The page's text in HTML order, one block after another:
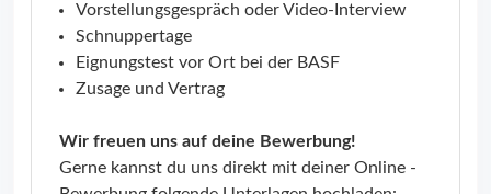
Vorstellungsgespräch oder Video-Interview
Schnuppertage
Eignungstest vor Ort bei der BASF
Zusage und Vertrag
Wir freuen uns auf deine Bewerbung!
Gerne kannst du uns direkt mit deiner Online -